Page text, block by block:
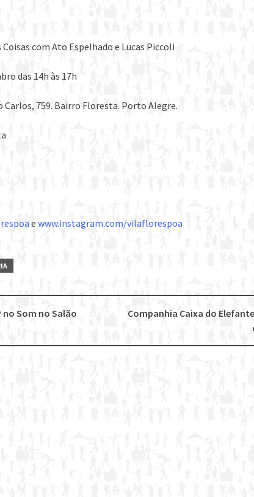
com Ato Espelhado e Lucas Piccoli
das 14h às 17h
Carlos, 759. Bairro Floresta. Porto Alegre.
e www.instagram.com/vilaflorespoa
Companhia Caixa do
no Som no Salão